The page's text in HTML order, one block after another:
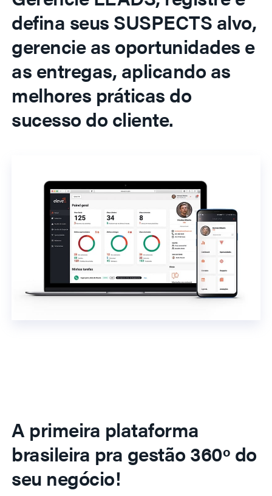
defina seus SUSPECTS alvo,
gerencie as oportunidades e
as entregas, aplicando as
melhores práticas do
sucesso do cliente.
A primeira plataforma
brasileira pra gestão 360º do
seu negócio!